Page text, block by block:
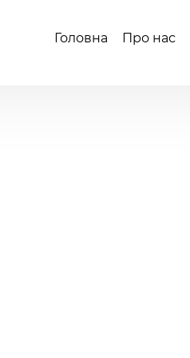
Головна Про нас